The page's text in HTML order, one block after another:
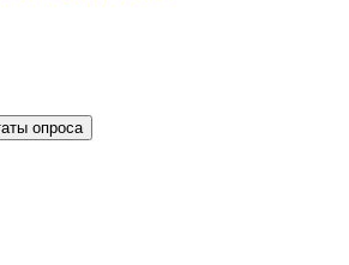
опроса